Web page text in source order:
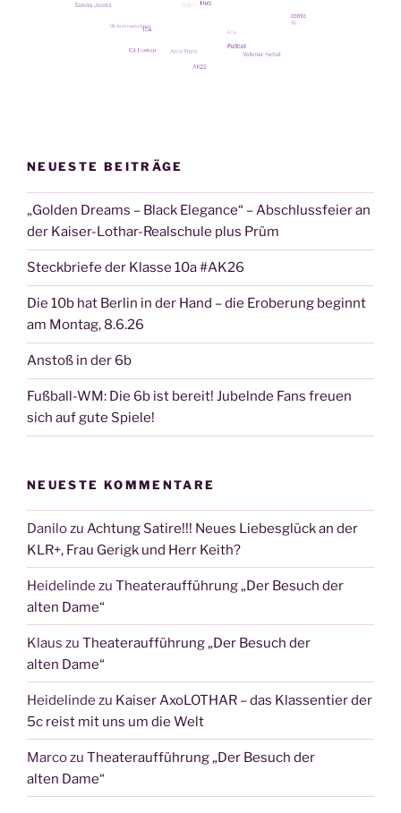
NEUESTE BEITRÄGE
„Golden Dreams – Black Elegance“ – Abschlussfeier an
der Kaiser-Lothar-Realschule plus Prüm
Steckbriefe der Klasse 10a #AK26
Die 10b hat Berlin in der Hand – die Eroberung beginnt
am Montag, 8.6.26
Anstoß in der 6b
Fußball-WM: Die 6b ist bereit! Jubelnde Fans freuen
sich auf gute Spiele!
NEUESTE KOMMENTARE
Danilozu Achtung Satire!!! Neues Liebesglück an der
KLR+, Frau Gerigk und Herr Keith?
Heidelinde zu Theateraufführung „Der Besuch der
alten Dame“
Klaus zu Theateraufführung „Der Besuch der
alten Dame“
Heidelinde zu Kaiser AxoLOTHAR – das Klassentier der
5c reist mit uns um die Welt
Marcozu Theateraufführung „Der Besuch der
alten Dame“